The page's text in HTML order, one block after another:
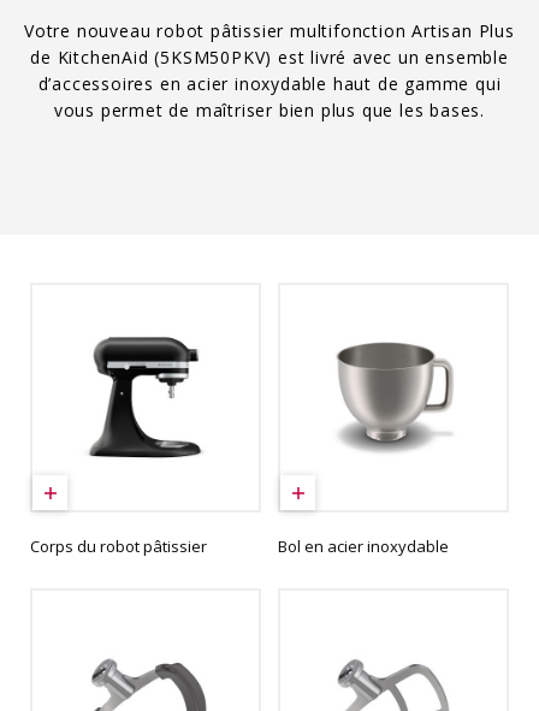
Votre nouveau robot pâtissier multifonction Artisan Plus
de KitchenAid (5KSM50PKV) est livré avec un ensemble
d’accessoires en acier inoxydable haut de gamme qui
vous permet de maîtriser bien plus que les bases.
Corps du robot pâtissier Bol en acier inoxydable